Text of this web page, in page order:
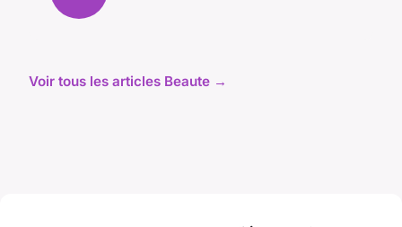
Voir tous les articles Beaute →